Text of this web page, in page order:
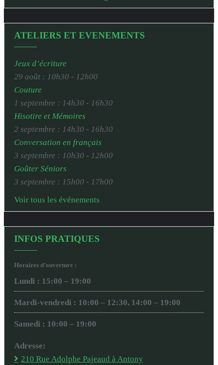
ATELIERS ET EVENEMENTS
Jeux d’écriture
29 août : 10h30 - 12h00
Couture
1 septembre : 14h30 - 16h30
Hisotire et Mémoires
2 septembre : 14h30 - 16h30
Conversation en français
3 septembre : 10h30 - 12h00
Goûter Séniors
3 septembre : 15h00 - 17h00
Voir tous les événements
INFOS PRATIQUES
Horaires d’ouverture :
Lundi : 15:00 – 19:00
Mardi-vendredi : 10:00 – 12:30, 14:00 – 19:00
Samedi : 10:00 – 19:00
Adresse:
210 Rue Adolphe Pajeaud à Antony